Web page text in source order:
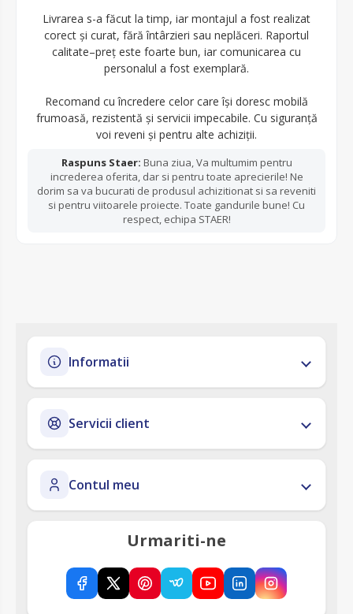
Livrarea s-a făcut la timp, iar montajul a fost realizat
corect și curat, fără întârzieri sau neplăceri. Raportul
calitate–preț este foarte bun, iar comunicarea cu
personalul a fost exemplară.
Recomand cu încredere celor care își doresc mobilă
frumoasă, rezistentă și servicii impecabile. Cu siguranță
voi reveni și pentru alte achiziții.
Raspuns Staer: Buna ziua, Va multumim pentru
increderea oferita, dar si pentru toate aprecierile! Ne
dorim sa va bucurati de produsul achizitionat si sa reveniti
si pentru viitoarele proiecte. Toate gandurile bune! Cu
respect, echipa STAER!
Informatii
Servicii client
Contul meu
Urmariti-ne